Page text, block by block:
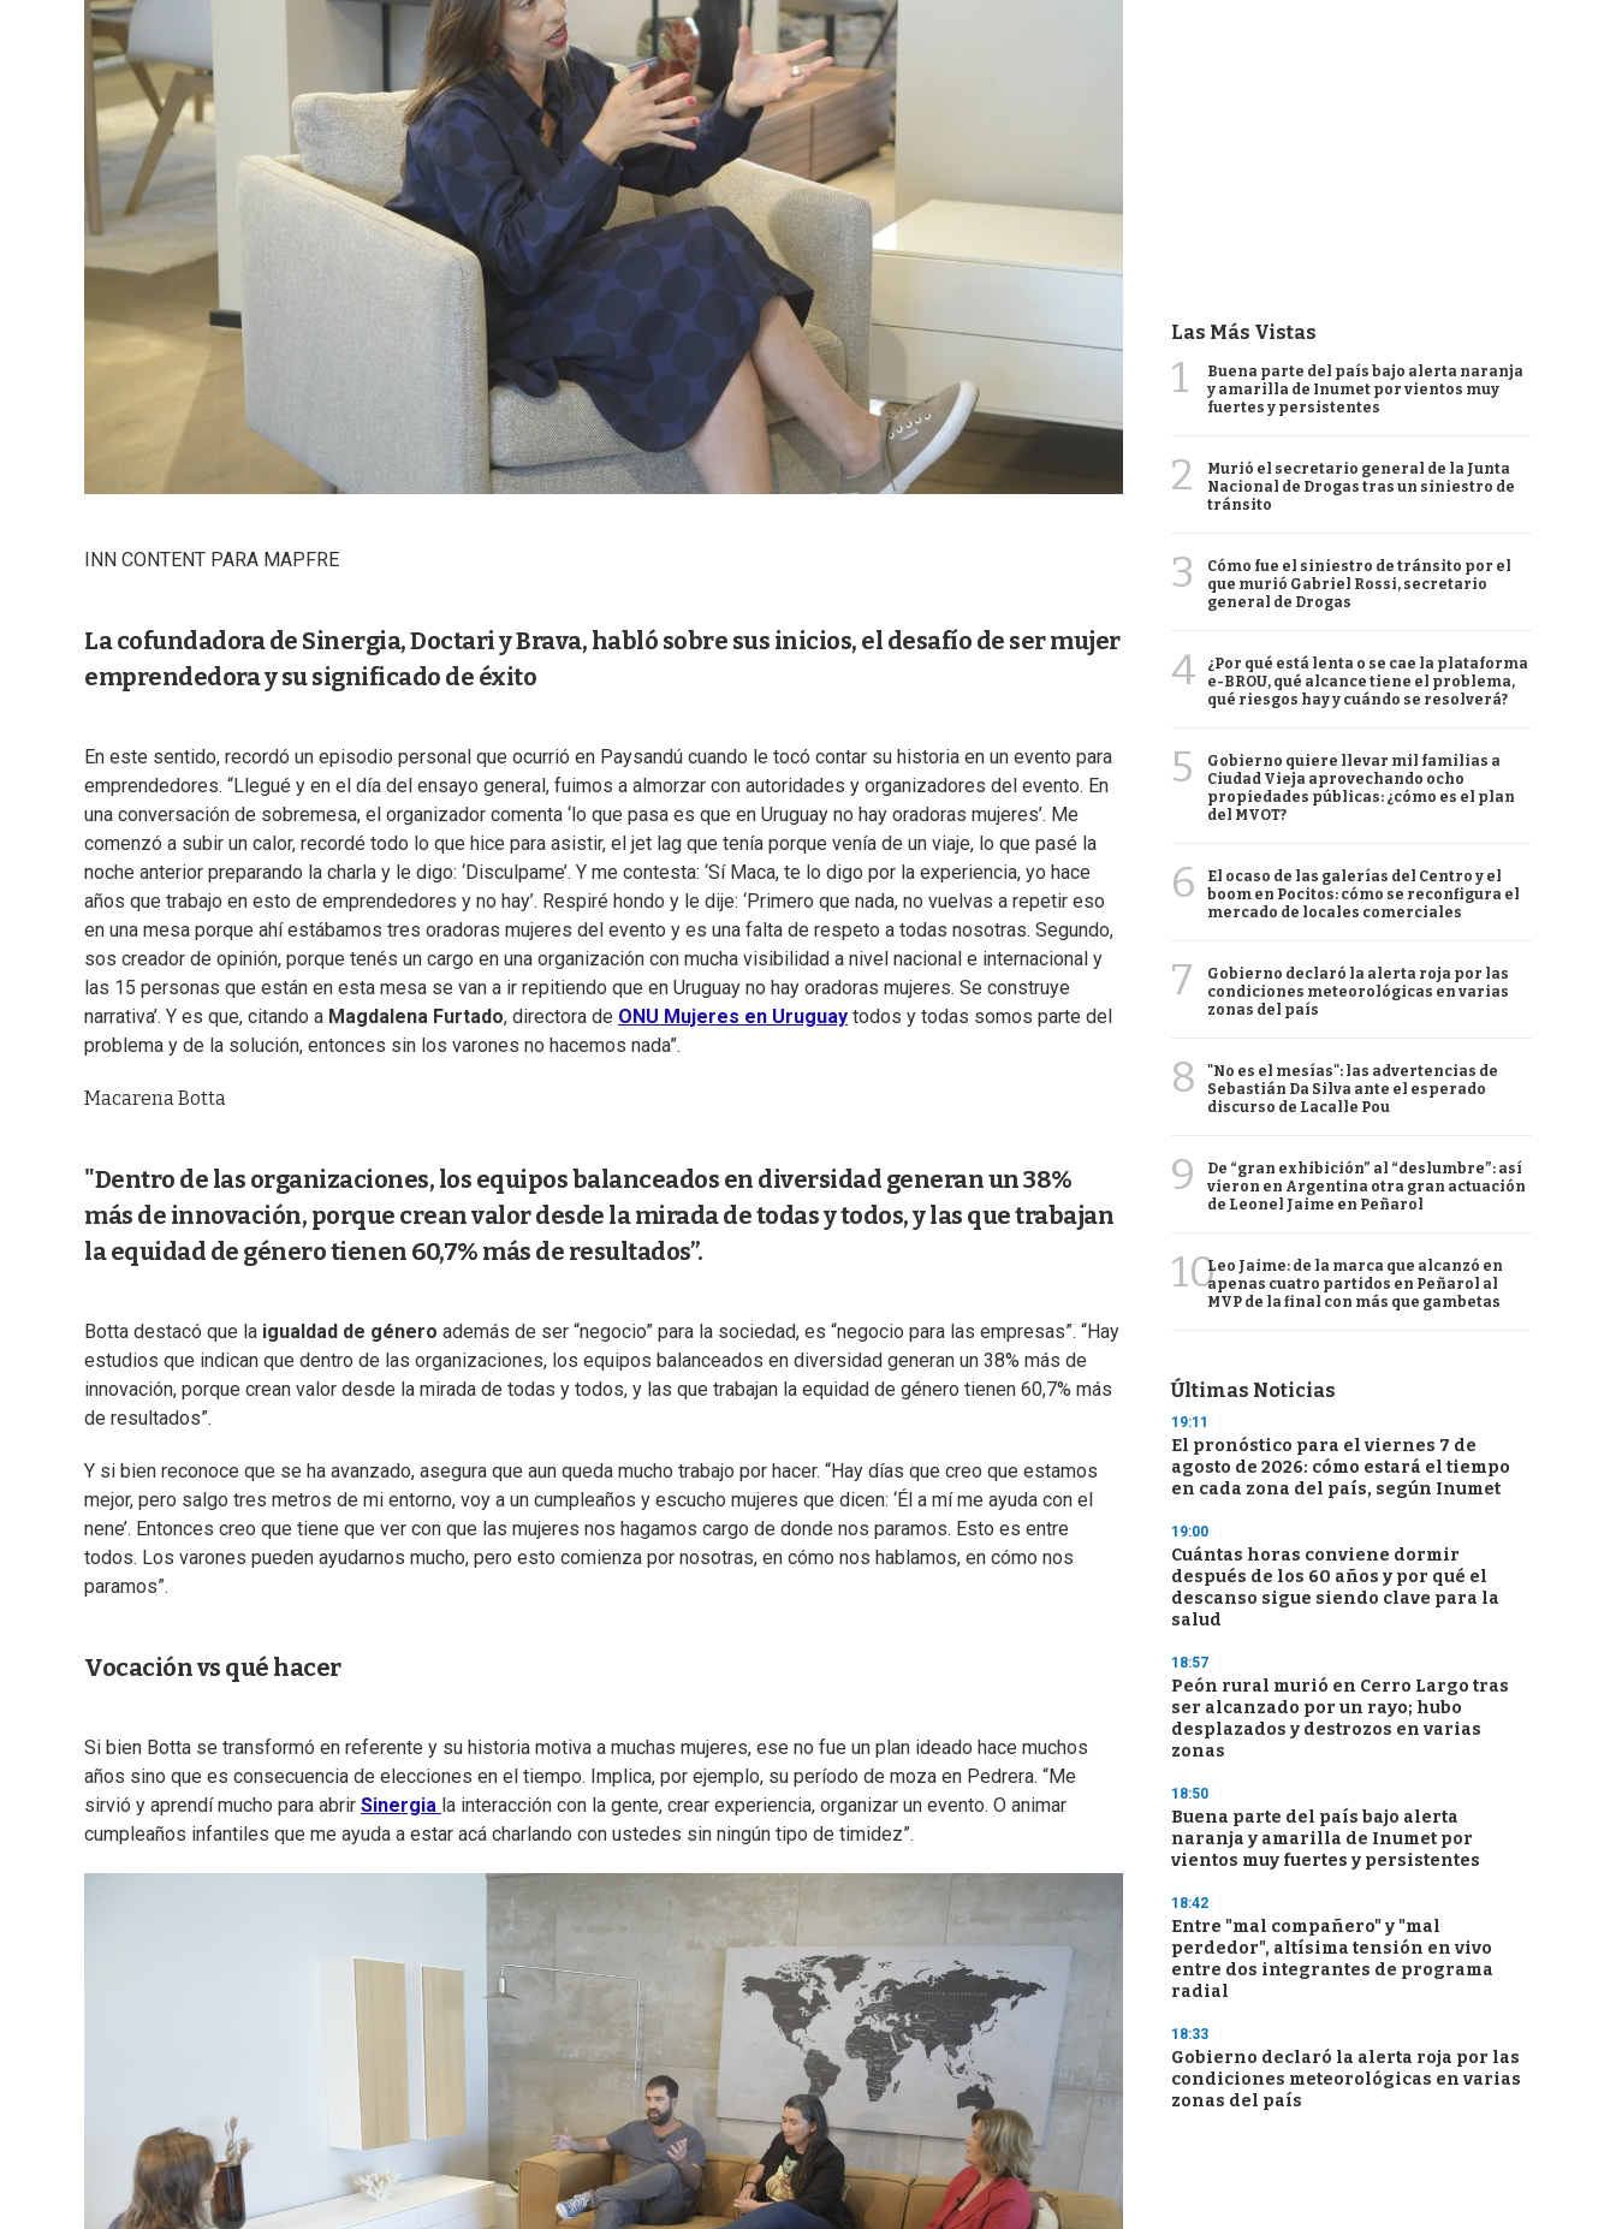
INN CONTENT PARA MAPFRE
La cofundadora de Sinergia, Doctari y Brava, habló sobre sus inicios, el desafío de ser mujer
emprendedora y su significado de éxito
En este sentido, recordó un episodio personal que ocurrió en Paysandú cuando le tocó contar su historia en un evento para
emprendedores. “Llegué y en el día del ensayo general, fuimos a almorzar con autoridades y organizadores del evento. En
una conversación de sobremesa, el organizador comenta ‘lo que pasa es que en Uruguay no hay oradoras mujeres’. Me
comenzó a subir un calor, recordé todo lo que hice para asistir, el jet lag que tenía porque venía de un viaje, lo que pasé la
noche anterior preparando la charla y le digo: ‘Disculpame’. Y me contesta: ‘Sí Maca, te lo digo por la experiencia, yo hace
años que trabajo en esto de emprendedores y no hay’. Respiré hondo y le dije: ‘Primero que nada, no vuelvas a repetir eso
en una mesa porque ahí estábamos tres oradoras mujeres del evento y es una falta de respeto a todas nosotras. Segundo,
sos creador de opinión, porque tenés un cargo en una organización con mucha visibilidad a nivel nacional e internacional y
las 15 personas que están en esta mesa se van a ir repitiendo que en Uruguay no hay oradoras mujeres. Se construye
narrativa’. Y es que, citando a Magdalena Furtado, directora de ONU Mujeres en Uruguay todos y todas somos parte del
problema y de la solución, entonces sin los varones no hacemos nada”.
Macarena Botta
"Dentro de las organizaciones, los equipos balanceados en diversidad generan un 38%
más de innovación, porque crean valor desde la mirada de todas y todos, y las que trabajan
la equidad de género tienen 60,7% más de resultados”.
Botta destacó que la igualdad de género además de ser “negocio” para la sociedad, es “negocio para las empresas”. “Hay
estudios que indican que dentro de las organizaciones, los equipos balanceados en diversidad generan un 38% más de
innovación, porque crean valor desde la mirada de todas y todos, y las que trabajan la equidad de género tienen 60,7% más
de resultados”.
Y si bien reconoce que se ha avanzado, asegura que aun queda mucho trabajo por hacer. “Hay días que creo que estamos
mejor, pero salgo tres metros de mi entorno, voy a un cumpleaños y escucho mujeres que dicen: ‘Él a mí me ayuda con el
nene’. Entonces creo que tiene que ver con que las mujeres nos hagamos cargo de donde nos paramos. Esto es entre
todos. Los varones pueden ayudarnos mucho, pero esto comienza por nosotras, en cómo nos hablamos, en cómo nos
paramos”.
Vocación vs qué hacer
Si bien Botta se transformó en referente y su historia motiva a muchas mujeres, ese no fue un plan ideado hace muchos
años sino que es consecuencia de elecciones en el tiempo. Implica, por ejemplo, su período de moza en Pedrera. “Me
sirvió y aprendí mucho para abrir Sinergia la interacción con la gente, crear experiencia, organizar un evento. O animar
cumpleaños infantiles que me ayuda a estar acá charlando con ustedes sin ningún tipo de timidez”.
Las Más Vistas
1
Buena parte del país bajo alerta naranja
y amarilla de Inumet por vientos muy
fuertes y persistentes
2
Murió el secretario general de la Junta
Nacional de Drogas tras un siniestro de
tránsito
3
Cómo fue el siniestro de tránsito por el
que murió Gabriel Rossi, secretario
general de Drogas
4
¿Por qué está lenta o se cae la plataforma
e-BROU, qué alcance tiene el problema,
qué riesgos hay y cuándo se resolverá?
5
Gobierno quiere llevar mil familias a
Ciudad Vieja aprovechando ocho
propiedades públicas: ¿cómo es el plan
del MVOT?
6
El ocaso de las galerías del Centro y el
boom en Pocitos: cómo se reconfigura el
mercado de locales comerciales
7
Gobierno declaró la alerta roja por las
condiciones meteorológicas en varias
zonas del país
8
"No es el mesías": las advertencias de
Sebastián Da Silva ante el esperado
discurso de Lacalle Pou
9
De “gran exhibición” al “deslumbre”: así
vieron en Argentina otra gran actuación
de Leonel Jaime en Peñarol
10Leo Jaime: de la marca que alcanzó en
apenas cuatro partidos en Peñarol al
MVP de la final con más que gambetas
Últimas Noticias
19:11
El pronóstico para el viernes 7 de
agosto de 2026: cómo estará el tiempo
en cada zona del país, según Inumet
19:00
Cuántas horas conviene dormir
después de los 60 años y por qué el
descanso sigue siendo clave para la
salud
18:57
Peón rural murió en Cerro Largo tras
ser alcanzado por un rayo; hubo
desplazados y destrozos en varias
zonas
18:50
Buena parte del país bajo alerta
naranja y amarilla de Inumet por
vientos muy fuertes y persistentes
18:42
Entre "mal compañero" y "mal
perdedor", altísima tensión en vivo
entre dos integrantes de programa
radial
18:33
Gobierno declaró la alerta roja por las
condiciones meteorológicas en varias
zonas del país